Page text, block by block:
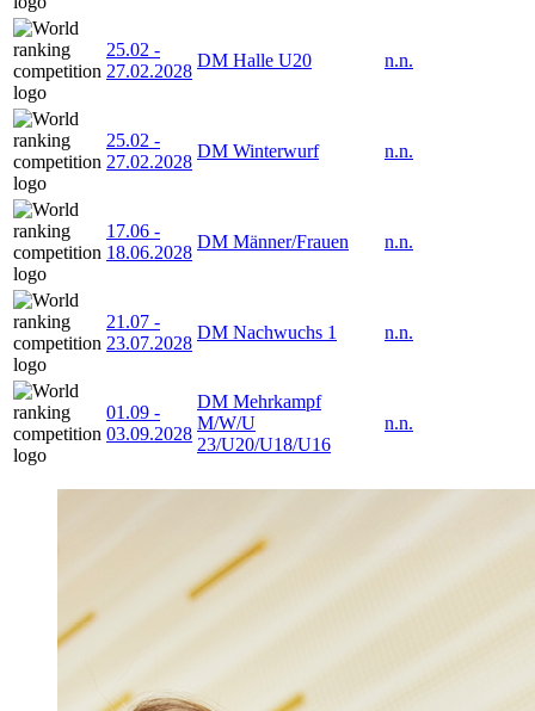
25.02 -
27.02.2028
DM Halle U20 n.n.
25.02 -
27.02.2028
DM Winterwurf n.n.
17.06 -
18.06.2028
DM Männer/Frauen n.n.
21.07 -
23.07.2028
DM Nachwuchs 1 n.n.
01.09 -
03.09.2028
DM Mehrkampf
M/W/U
23/U20/U18/U16
n.n.